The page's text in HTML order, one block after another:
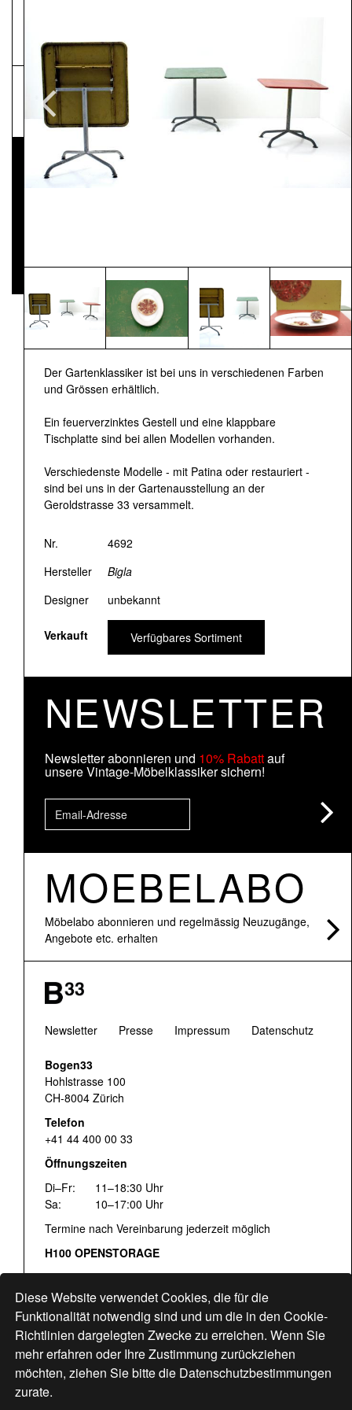
Diese Website verwendet Cookies, die für die
Funktionalität notwendig sind und um die in den Cookie-
Richtlinien dargelegten Zwecke zu erreichen. Wenn Sie
mehr erfahren oder Ihre Zustimmung zurückziehen
möchten, ziehen Sie bitte die Datenschutzbestimmungen
zurate.
Der Gartenklassiker ist bei uns in verschiedenen Farben
und Grössen erhältlich.
Ein feuerverzinktes Gestell und eine klappbare
Tischplatte sind bei allen Modellen vorhanden.
Verschiedenste Modelle - mit Patina oder restauriert -
sind bei uns in der Gartenausstellung an der
Geroldstrasse 33 versammelt.
Nr.
4692
Hersteller
Bigla
Designer
unbekannt
Verkauft Verfügbares Sortiment
NEWSLETTER
Newsletter abonnieren und 10% Rabattauf
unsere Vintage-Möbelklassiker sichern!
MOEBELABO
Möbelabo abonnieren und regelmässig Neuzugänge,
Angebote etc. erhalten
Newsletter Presse Impressum Datenschutz
Bogen33
Hohlstrasse 100
CH-8004 Zürich
Telefon
+41 44 400 00 33
Öffnungszeiten
Di–Fr:
11–18:30 Uhr
Sa:
10–17:00 Uhr
Termine nach Vereinbarung jederzeit möglich
H100 OPENSTORAGE
Fr:
16:00–18:30 Uhr
Sa: 12:00–17:00 Uhr
Hohlstrasse 122
www.bogen33.ch
Pressematerial